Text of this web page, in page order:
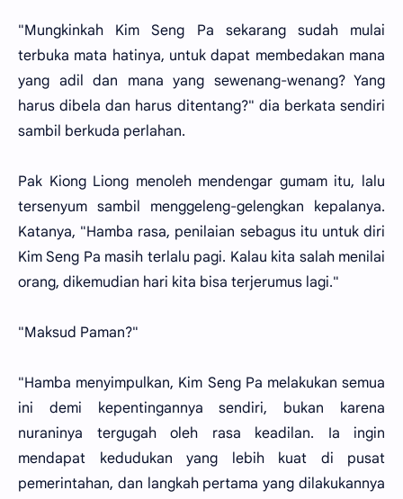
"Mungkinkah Kim Seng Pa sekarang sudah mulai
terbuka mata hatinya, untuk dapat membedakan mana
yang adil dan mana yang sewenang-wenang? Yang
harus dibela dan harus ditentang?" dia berkata sendiri
sambil berkuda perlahan.
Pak Kiong Liong menoleh mendengar gumam itu, lalu
tersenyum sambil menggeleng-gelengkan kepalanya.
Katanya, "Hamba rasa, penilaian sebagus itu untuk diri
Kim Seng Pa masih terlalu pagi. Kalau kita salah menilai
orang, dikemudian hari kita bisa terjerumus lagi."
"Maksud Paman?"
"Hamba menyimpulkan, Kim Seng Pa melakukan semua
ini demi kepentingannya sendiri, bukan karena
nuraninya tergugah oleh rasa keadilan. Ia ingin
mendapat kedudukan yang lebih kuat di pusat
pemerintahan, dan langkah pertama yang dilakukannya